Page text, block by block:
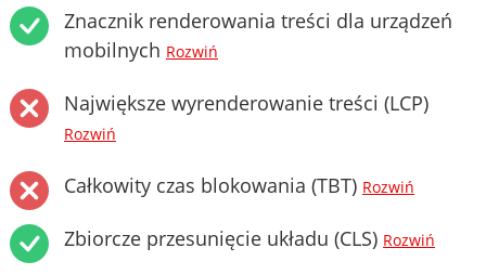
Znacznik renderowania treści dla urządzeń
mobilnych Rozwiń
Największe wyrenderowanie treści (LCP)
Rozwiń
Całkowity czas blokowania (TBT) Rozwiń
Zbiorcze przesunięcie układu (CLS) Rozwiń